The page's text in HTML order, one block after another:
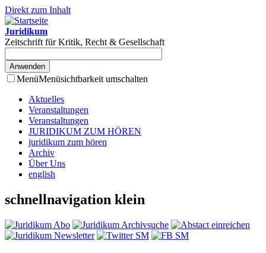
Direkt zum Inhalt
Juridikum
Zeitschrift für Kritik, Recht & Gesellschaft
MenüMenüsichtbarkeit umschalten
Aktuelles
Veranstaltungen
Veranstaltungen
JURIDIKUM ZUM HÖREN
juridikum zum hören
Archiv
Über Uns
english
schnellnavigation klein